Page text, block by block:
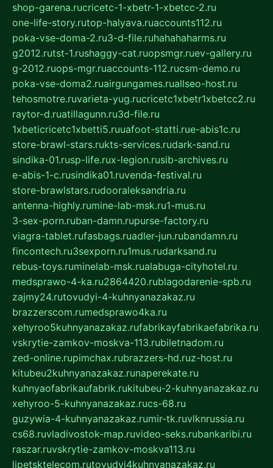
shop-garena.rucricetc-1-xbetr-1-xbetcc-2.ru
one-life-story.rutop-halyava.ruaccounts112.ru
poka-vse-doma-2.ru3-d-file.ruhahahaharms.ru
g2012.rutst-1.rushaggy-cat.ruopsmgr.ruev-gallery.ru
g-2012.ruops-mgr.ruaccounts-112.rucsm-demo.ru
poka-vse-doma2.ruairgungames.ruallseo-host.ru
tehosmotre.ruvarieta-yug.rucricetc1xbetr1xbetcc2.ru
raytor-d.ruatillagunn.ru3d-file.ru
1xbeticricetc1xbetti5.ruuafoot-statti.rue-abis1c.ru
store-brawl-stars.rukts-services.rudark-sand.ru
sindika-01.rusp-life.rux-legion.rusib-archives.ru
e-abis-1-c.rusindika01.ruvenda-festival.ru
store-brawlstars.rudooraleksandria.ru
antenna-highly.rumine-lab-msk.ru1-mus.ru
3-sex-porn.ruban-damn.rupurse-factory.ru
viagra-tablet.rufasbags.ruadler-jun.rubandamn.ru
fincontech.ru3sexporn.ru1mus.rudarksand.ru
rebus-toys.ruminelab-msk.rualabuga-cityhotel.ru
medsprawo-4-ka.ru2864420.rublagodarenie-spb.ru
zajmy24.rutovudyi-4-kuhnyanazakaz.ru
brazzerscom.rumedsprawo4ka.ru
xehyroo5kuhnyanazakaz.rufabrikayfabrikaefabrika.ru
vskrytie-zamkov-moskva-113.rubiletnadom.ru
zed-online.rupimchax.rubrazzers-hd.ruz-host.ru
kitubeu2kuhnyanazakaz.runaperekate.ru
kuhnyaofabrikaufabrik.rukitubeu-2-kuhnyanazakaz.ru
xehyroo-5-kuhnyanazakaz.rucs-68.ru
guzywia-4-kuhnyanazakaz.rumir-tk.ruvlknrussia.ru
cs68.ruvladivostok-map.ruvideo-seks.rubankaribi.ru
raszar.ruvskrytie-zamkov-moskva113.ru
lipetsktelecom.rutovudyi4kuhnyanazakaz.ru